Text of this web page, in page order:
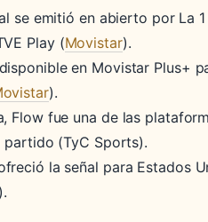
se emitió en abierto por La
Play (Movistar).
en Movistar Plus+
).
Flow fue una de las
(TyC Sports).
la señal para Estados